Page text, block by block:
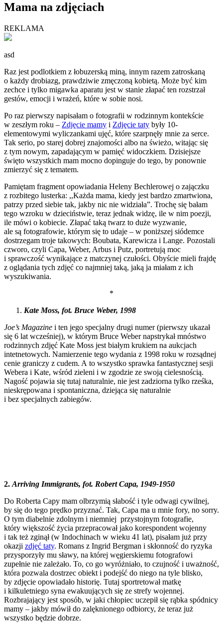
Mama na zdjęciach
REKLAMA
asd
Raz jest podlotkiem z łobuzerską miną, innym razem zatroskaną
o każdy drobiazg, prawdziwie zmęczoną kobietą. Może być kim
zechce i tylko migawka aparatu jest w stanie złapać ten rozstrzał
gestów, emocji i wrażeń, które w sobie nosi.
Po raz pierwszy napisałam o fotografii w rodzinnym kontekście
w zeszłym roku – Zdjęcie mamy i Zdjęcie taty były 10-
elementowymi wyliczankami ujęć, które szarpnęły mnie za serce.
Tak serio, po starej dobrej znajomości albo na świeżo, witając się
z tym nowym, zapadającym w pamięć widoczkiem. Dzisiejsze
święto wszystkich mam mocno dopinguje do tego, by ponownie
zmierzyć się z tematem.
Pamiętam fragment opowiadania Heleny Bechlerowej o zajączku
z rozbitego lusterka: ,,Każda mama, kiedy jest bardzo zmartwiona,
patrzy przed siebie tak, jakby nic nie widziała”. Trochę się bałam
tego wzroku w dzieciństwie, teraz jednak widzę, ile w nim poezji,
ile mówi o kobiecie. Złapać taką twarz to duże wyzwanie,
ale są fotografowie, którym się to udaje – w poniższej siódemce
dostrzegam troje takowych: Boubata, Karewicza i Lange. Pozostali
czworo, czyli Capa, Weber, Arbus i Putz, portretują moc
i sprawczość wynikające z matczynej czułości. Obyście mieli frajdę
z oglądania tych zdjęć co najmniej taką, jaką ja miałam z ich
wyszukiwania.
*
Kate Moss, fot. Bruce Weber, 1998
Joe’s Magazine i ten jego specjalny drugi numer (pierwszy ukazał
się 6 lat wcześniej), w którym Bruce Weber napstrykał mnóstwo
rodzinnych zdjęć Kate Moss jest białym krukiem na aukcjach
intetnetowych. Namierzenie tego wydania z 1998 roku w rozsądnej
cenie graniczy z cudem. A to wszystko sprawka fantastycznej sesji
Webera i Kate, wśród zieleni i w zgodzie ze swoją cielesnością.
Nagość pojawia się tutaj naturalnie, nie jest zadziorna tylko rześka,
nieskrępowana i spontaniczna, dziejąca się naturalnie
i bez specjalnych zabiegów.
2. Arriving Immigrants, fot. Robert Capa, 1949-1950
Do Roberta Capy mam olbrzymią słabość i tyle odwagi cywilnej,
by się do tego prędko przyznać. Tak, Capa ma u mnie fory, no sorry.
O tym diabelnie zdolnym i niemniej przystojnym fotografie,
który większość życia przepracował jako korespondent wojenny
i tak też zginął (w Indochinach w wieku 41 lat), pisałam już przy
okazji zdjęć taty. Romans z Ingrid Bergman i skłonność do ryzyka
przysporzyły mu sławy, na której węgierskiemu fotografowi
zupełnie nie zależało. To, co go wyróżniało, to czujność i uważność,
która pozwala dostrzec obiekt i podejść do niego na tyle blisko,
by zdjęcie opowiadało historię. Tutaj sportretował matkę
i kilkuletniego syna ewakuujących się ze strefy wojennej.
Rozbrajający jest sposób, w jaki chłopiec uczepił się rąbka spódnicy
mamy – jakby mówił do zalęknionego odbiorcy, że teraz już
wszystko będzie dobrze.